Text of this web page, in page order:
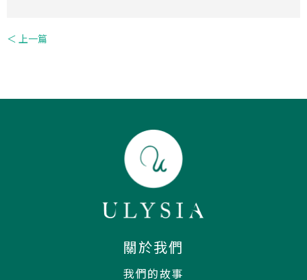
＜ 上一篇
關於我們
我們的故事